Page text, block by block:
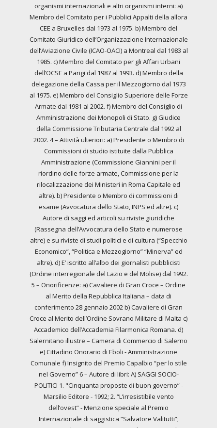
organismi internazionali e altri organismi interni: a)
Membro del Comitato per i Pubblici Appalti della allora
CEE a Bruxelles dal 1973 al 1975. b) Membro del
Comitato Giuridico dell’Organizzazione Internazionale
dell’Aviazione Civile (ICAO-OACI) a Montreal dal 1983 al
1985. c) Membro del Comitato per gli Affari Urbani
dell’OCSE a Parigi dal 1987 al 1993. d) Membro della
delegazione della Cassa per il Mezzogiorno dal 1973
al 1975. e) Membro del Consiglio Superiore delle Forze
Armate dal 1981 al 2002. f) Membro del Consiglio di
Amministrazione dei Monopoli di Stato. g) Giudice
della Commissione Tributaria Centrale dal 1992 al
2002. 4 – Attività ulteriori: a) Presidente o Membro di
Commissioni di studio istituite dalla Pubblica
Amministrazione (Commissione Giannini per il
riordino delle forze armate, Commissione per la
rilocalizzazione dei Ministeri in Roma Capitale ed
altre). b) Presidente o Membro di commissioni di
esame (Avvocatura dello Stato, INPS ed altre). c)
Autore di saggi ed articoli su riviste giuridiche
(Rassegna dell’Avvocatura dello Stato e numerose
altre) e su riviste di studi politici e di cultura (“Specchio
Economico”, “Politica e Mezzogiorno” “Minerva” ed
altre). d) E’ iscritto all’albo dei giornalisti pubblicisti
(Ordine interregionale del Lazio e del Molise) dal 1992.
5 – Onorificenze: a) Cavaliere di Gran Croce – Ordine
al Merito della Repubblica Italiana – data di
conferimento 28 gennaio 2002 b) Cavaliere di Gran
Croce al Merito dell’Ordine Sovrano Militare di Malta c)
Accademico dell’Accademia Filarmonica Romana. d)
Salernitano illustre – Camera di Commercio di Salerno
e) Cittadino Onorario di Eboli - Amministrazione
Comunale f) Insignito del Premio Capalbio “per lo stile
nel Governo” 6 – Autore di libri: A) SAGGI SOCIO-
POLITICI 1. "Cinquanta proposte di buon governo” -
Marsilio Editore - 1992; 2. “L’irresistibile vento
dell’ovest” - Menzione speciale al Premio
Internazionale di saggistica “Salvatore Valitutti”;